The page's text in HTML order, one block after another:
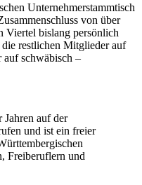
Unternehmerstammtisch
von über
Viertel bislang persönlich
die restlichen Mitglieder auf
auf schwäbisch –
auf der
und ist ein freier
Freiberuflern und